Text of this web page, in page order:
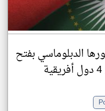
الدبلوماسي بفتح